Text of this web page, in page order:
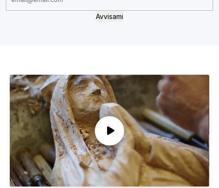
Avvisami